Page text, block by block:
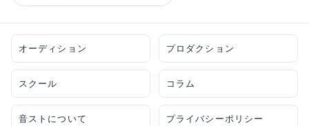
オーディション プロダクション
スクール コラム
音ストについて プライバシーポリシー